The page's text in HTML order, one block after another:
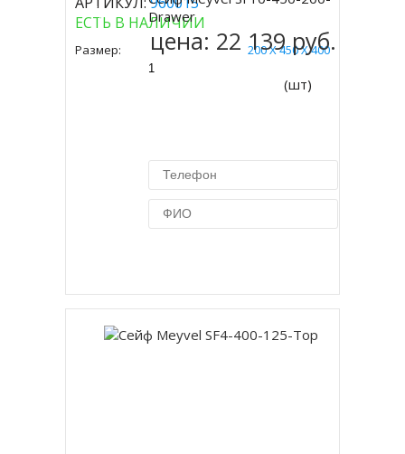
ЕСТЬ В НАЛИЧИИ
Размер: 200 Х 450 Х 400
Купить
Drawer
цена: 22 139 руб.
(шт)